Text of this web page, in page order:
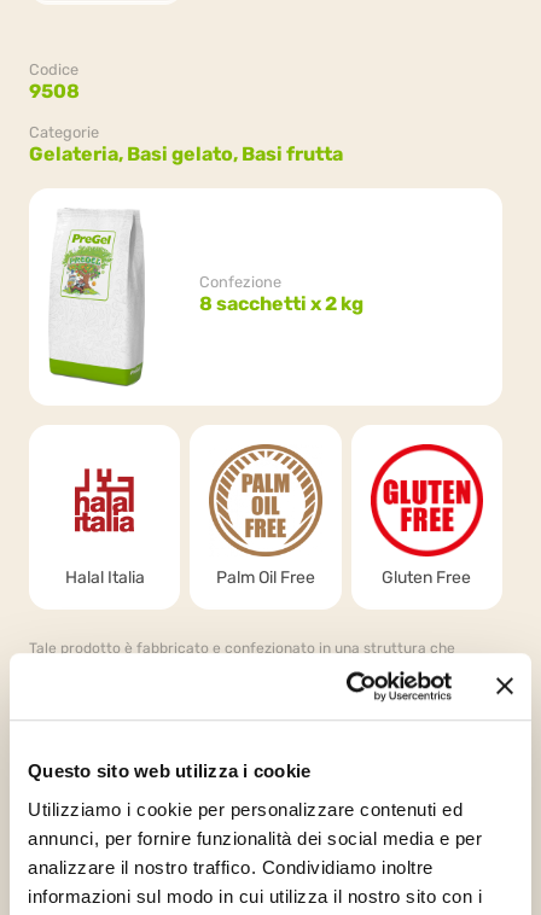
Questo sito web utilizza i cookie
Utilizziamo i cookie per personalizzare contenuti ed
annunci, per fornire funzionalità dei social media e per
analizzare il nostro traffico. Condividiamo inoltre
informazioni sul modo in cui utilizza il nostro sito con i
Codice
9508
Categorie
Gelateria, Basi gelato, Basi frutta
Confezione
8 sacchetti x 2 kg
Halal Italia Palm Oil Free Gluten Free
Tale prodotto è fabbricato e confezionato in una struttura che
contiene prodotti con arachidi e prodotti derivati, frumento/glutine,
prodotti a base di uova, latticini, prodotti a base di soia e di noci e
derivati. Raccomandiamo fortemente che i consumatori leggano
sempre attentamente gli ingredienti e tutte le informazioni sul
Richiedi informazioni